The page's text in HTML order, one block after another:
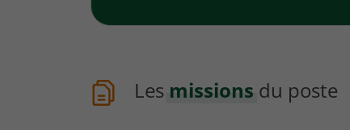
Les missions du poste